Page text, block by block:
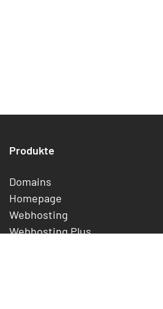
Produkte
Domains
Homepage
Webhosting
Webhosting Plus